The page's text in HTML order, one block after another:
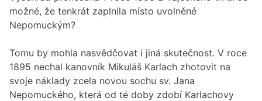
možné, že tenkrát zaplnila místo uvolněné
Nepomuckým?
Tomu by mohla nasvědčovat i jiná skutečnost. V roce
1895 nechal kanovník Mikuláš Karlach zhotovit na
svoje náklady zcela novou sochu sv. Jana
Nepomuckého, která od té doby zdobí Karlachovy